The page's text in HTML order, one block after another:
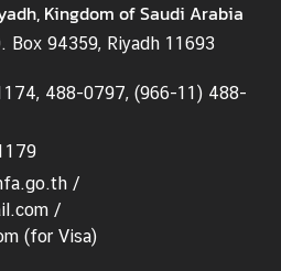
Kingdom of Saudi Arabia
Box 94359, Riyadh 11693
488-0797, (966-11) 488-
/
/
(for Visa)